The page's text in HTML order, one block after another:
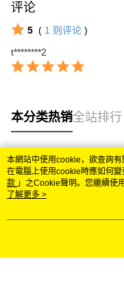
评论
5 ( 1 则评论 )
t********2
本分类热销全站排行
热门标签
本網站中使用cookie，欲查詢
在電腦上使用cookie時應如何
款 」之Cookie聲明。您繼續使
之Cookie聲明使用cookie。
了解更多 >